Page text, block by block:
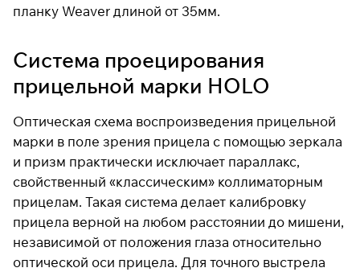
планку Weaver длиной от 35мм.
Система проецирования
прицельной марки HOLO
Оптическая схема воспроизведения прицельной
марки в поле зрения прицела с помощью зеркала
и призм практически исключает параллакс,
свойственный «классическим» коллиматорным
прицелам. Такая система делает калибровку
прицела верной на любом расстоянии до мишени,
независимой от положения глаза относительно
оптической оси прицела. Для точного выстрела
25
раз в 2
недели
Остались вопросы?
8 800 302-02-51
plait.ru